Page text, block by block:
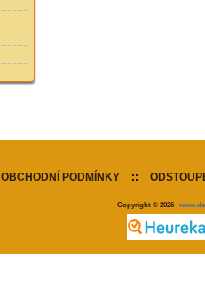
OBCHODNÍ PODMÍNKY ::
Copyright © 2026